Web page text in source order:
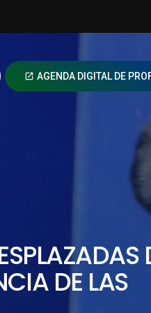
open_in_new AGENDA DIGITAL DE
DE LAS